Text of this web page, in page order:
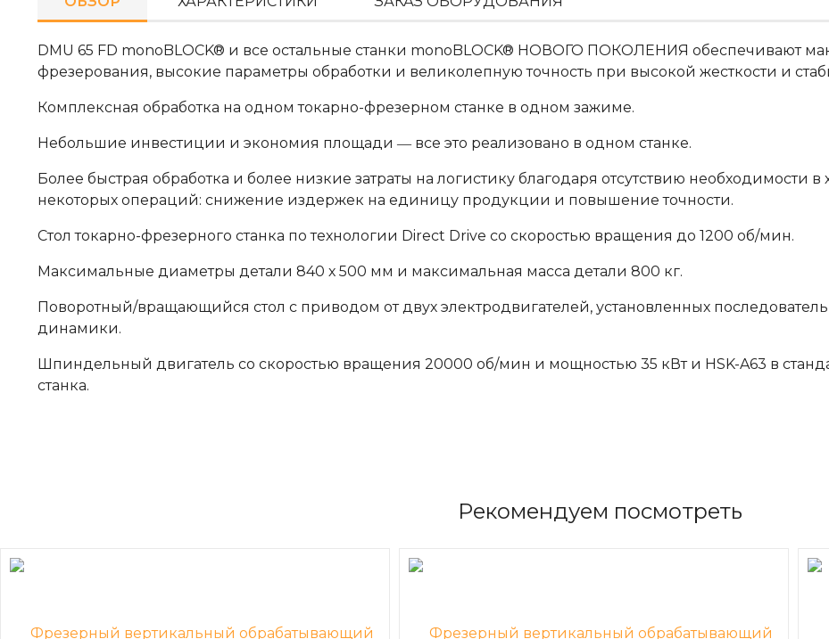
DMU 65 FD monoBLOCK® и все остальные станки monoBLOCK® НОВОГО ПОКОЛЕНИЯ обеспечивают
фрезерования, высокие параметры обработки и великолепную точность при высокой жесткости и
Комплексная обработка на одном токарно-фрезерном станке в одном зажиме.
Небольшие инвестиции и экономия площади ― все это реализовано в одном станке.
Более быстрая обработка и более низкие затраты на логистику благодаря отсутствию необходимости
некоторых операций: снижение издержек на единицу продукции и повышение точности.
Стол токарно-фрезерного станка по технологии Direct Drive со скоростью вращения до 1200 об/мин.
Максимальные диаметры детали 840 х 500 мм и максимальная масса детали 800 кг.
Поворотный/вращающийся стол с приводом от двух электродвигателей, установленных
динамики.
Шпиндельный двигатель со скоростью вращения 20000 об/мин и мощностью 35 кВт и HSK-A63 в
станка.
Рекомендуем посмотреть